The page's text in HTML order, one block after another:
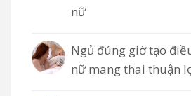
nữ
Ngủ đúng giờ tạo
nữ mang thai thuận